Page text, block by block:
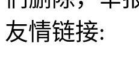
友情链接: